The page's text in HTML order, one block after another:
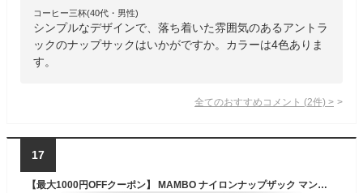
コーヒー三杯(40代・男性)
シンプルなデザインで、落ち着いた雰囲気のあるアントラ
ックのナップサックはいかがですか。カラーは4色ありま
す。
全てのおすすめコメント (2件) >
17
【最大1000円OFFクーポン】 MAMBO ナイロンナップザック マンボ ナップサック リュック バッグ バックパック メンズ レディース ベージュ カーキ 22110578 【メール便対応可】